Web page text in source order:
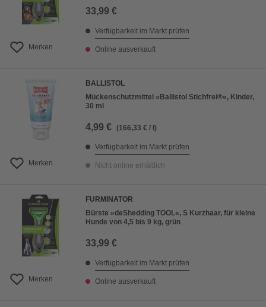
Merken
33,99 €
Verfügbarkeit im Markt prüfen
Online ausverkauft
Merken
BALLISTOL
Mückenschutzmittel »Ballistol Stichfrei®«, Kinder,
30 ml
4,99 € (166,33 € / l)
Verfügbarkeit im Markt prüfen
Nicht online erhältlich
Merken
FURMINATOR
Bürste »deShedding TOOL«, S Kurzhaar, für kleine
Hunde von 4,5 bis 9 kg, grün
33,99 €
Verfügbarkeit im Markt prüfen
Online ausverkauft